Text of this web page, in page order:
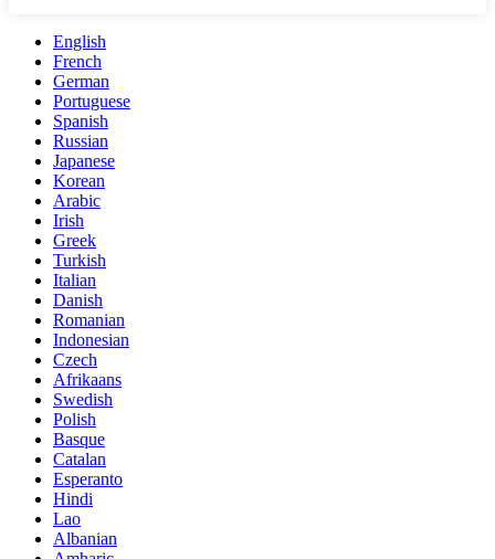
English
French
German
Portuguese
Spanish
Russian
Japanese
Korean
Arabic
Irish
Greek
Turkish
Italian
Danish
Romanian
Indonesian
Czech
Afrikaans
Swedish
Polish
Basque
Catalan
Esperanto
Hindi
Lao
Albanian